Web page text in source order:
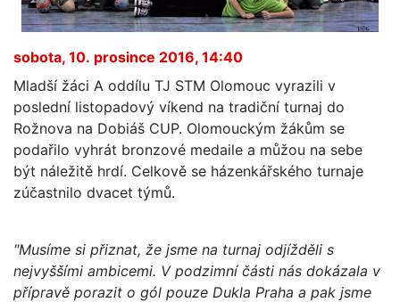
sobota, 10. prosince 2016, 14:40
Mladší žáci A oddílu TJ STM Olomouc vyrazili v
poslední listopadový víkend na tradiční turnaj do
Rožnova na Dobiáš CUP. Olomouckým žákům se
podařilo vyhrát bronzové medaile a můžou na sebe
být náležitě hrdí. Celkově se házenkářského turnaje
zúčastnilo dvacet týmů.
"Musíme si přiznat, že jsme na turnaj odjížděli s
nejvyššími ambicemi. V podzimní části nás dokázala v
přípravě porazit o gól pouze Dukla Praha a pak jsme